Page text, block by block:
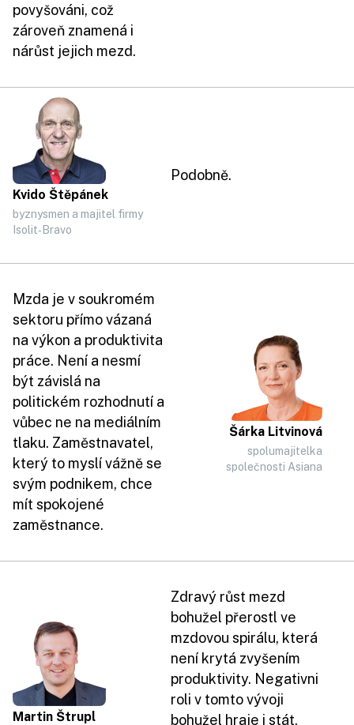
povyšováni, což
zároveň znamená i
nárůst jejich mezd.
Kvido Štěpánek
byznysmen a majitel firmy
Isolit‑Bravo
Podobně.
Šárka Litvinová
spolumajitelka
společnosti Asiana
Mzda je v soukromém
sektoru přímo vázaná
na výkon a produktivita
práce. Není a nesmí
být závislá na
politickém rozhodnutí a
vůbec ne na mediálním
tlaku. Zaměstnavatel,
který to myslí vážně se
svým podnikem, chce
mít spokojené
zaměstnance.
Martin Štrupl
Zdravý růst mezd
bohužel přerostl ve
mzdovou spirálu, která
není krytá zvyšením
produktivity. Negativni
roli v tomto vývoji
bohužel hraje i stát,